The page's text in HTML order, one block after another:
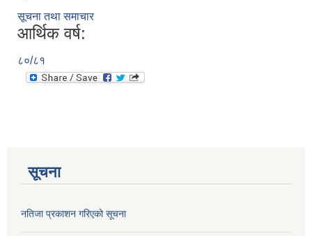
सूचना तथा समाचार
आर्थिक वर्ष:
८०/८१
सूचना
नतिजा प्रकाशन गरिएको सूचना